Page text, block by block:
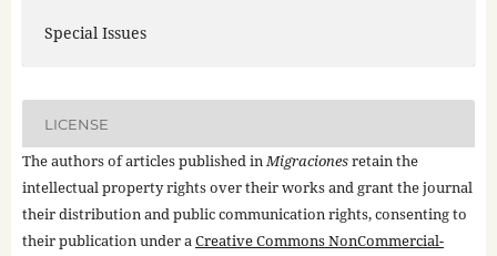
Special Issues
LICENSE
The authors of articles published inMigracionesretain the
intellectual property rights over their works and grant the journal
their distribution and public communication rights, consenting to
their publication under aCreative Commons NonCommercial-